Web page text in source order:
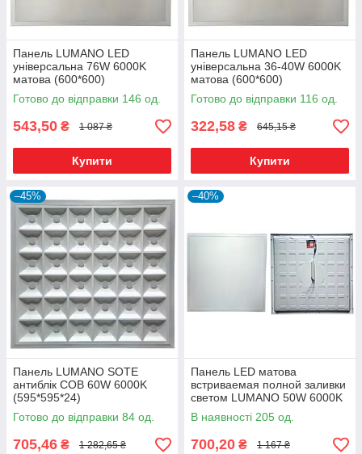
Панель LUMANO LED
універсальна 76W 6000K
матова (600*600)
Готово до відправки 146 од.
543,50 ₴ 1 087 ₴
Купити
Панель LUMANO LED
універсальна 36-40W 6000K
матова (600*600)
Готово до відправки 116 од.
322,58 ₴ 645,15 ₴
Купити
–45%
Панель LUMANO SOTE
антиблік СОВ 60W 6000K
(595*595*24)
Готово до відправки 84 од.
705,46 ₴ 1 282,65 ₴
–40%
Панель LED матова
встриваемая полной заливки
светом LUMANO 50W 6000K
595*595*34 мм
В наявності 205 од.
700,20 ₴ 1 167 ₴